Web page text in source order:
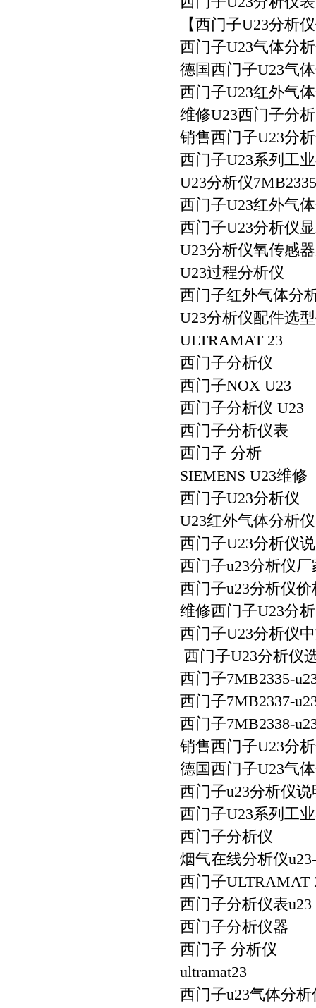
【西门子U23分析
西门子U23气体分
德国西门子U23气
西门子U23红外气
维修U23西门子分
销售西门子U23分
西门子U23系列工
U23分析仪
西门子U23红外气
西门子U23分析仪
U23分析仪氧传感
U23过程分析仪
西门子红外气体分
U23分析仪配件选
ULTRAMAT 23
西门子分析仪
西门子NOX U23
西门子分析仪 U23
西门子分析仪表
西门子 分析
SIEMENS U23维修
西门子U23分析仪
U23红外气体分析仪
西门子U23分析仪
西门子u23分析仪厂
西门子u23分析仪价
维修西门子U23分析
西门子U23分析仪
西门子U23分析仪
西门子7MB2335-
西门子7MB2337-
西门子7MB2338-
销售西门子U23分
德国西门子U23气
西门子u23分析仪说
西门子U23系列工
西门子分析仪
烟气在线分析仪
西门子ULTRAMAT
西门子分析仪表u23
西门子分析仪器
西门子 分析仪
ultramat23
西门子u23气体分